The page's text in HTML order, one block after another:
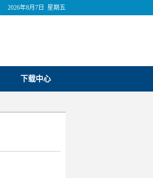
2026年8月7日 星期五
下载中心